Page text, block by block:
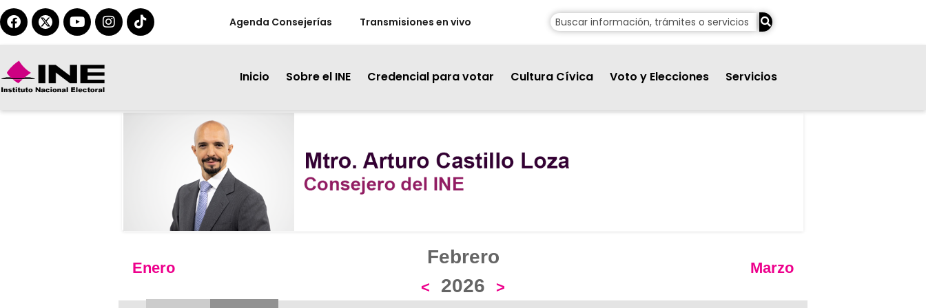
Agenda Consejerías Transmisiones en vivo
Inicio Sobre el INE Credencial para votar Cultura Cívica Voto y Elecciones Servicios
Enero
Febrero
< 2026 >
Marzo